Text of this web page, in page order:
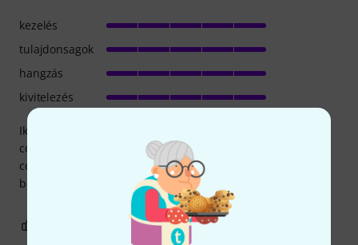
Ik gebruik dit mengpaneel in combinatie met mijn Bose
column speaker. Het geeft me op deze manier een betere
controle over het geluid. Super handig in gebruik en
bovendien een echt lichtgewicht. Echt heerlijk!
kezelés
tulajdonsagok
hangzás
kivitelezés
JELENTEM!